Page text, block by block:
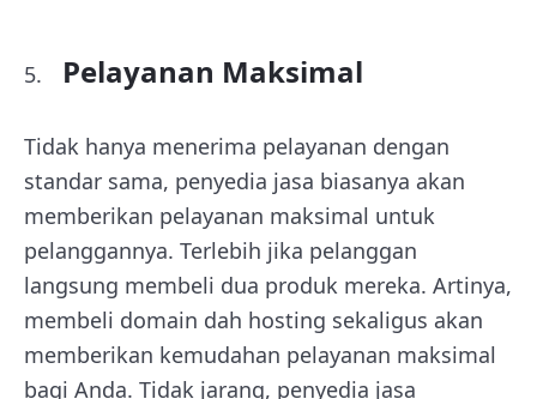
Pelayanan Maksimal
Tidak hanya menerima pelayanan dengan
standar sama, penyedia jasa biasanya akan
memberikan pelayanan maksimal untuk
pelanggannya. Terlebih jika pelanggan
langsung membeli dua produk mereka. Artinya,
membeli domain dah hosting sekaligus akan
memberikan kemudahan pelayanan maksimal
bagi Anda. Tidak jarang, penyedia jasa